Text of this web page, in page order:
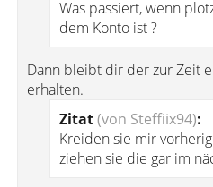
Was passiert, wenn
dem Konto ist ?
Dann bleibt dir der zur Zeit
erhalten.
Zitat(von Steffiix94):
Kreiden sie mir
ziehen sie die gar im